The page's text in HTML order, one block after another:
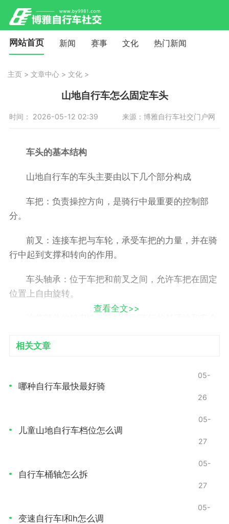
网站首页 新闻 赛事 文化 热门新闻
主页 > 文章中心 > 文化 >
山地自行车怎么固定车头
时间： 2026-05-12 02:39 来源：博雅自行车社交门户网
车头的基本结构
山地自行车的车头主要由以下几个部分构成
车把：负责操控方向，是骑行中最重要的控制部
分。
前叉：连接车把与车轮，承受车把的力量，并在骑
行中起到支撑和转向的作用。
车头轴承：位于车把和前叉之间，允许车把在固定
位置上自由旋转。
提高稳定性：固定车头可以减少骑行过程中车把的
保障安全：车头的稳定性直接影响到骑行者的反应
能力，尤其是在下坡和转弯时，固定车头能减少失控的
增加舒适性：固定车头后，骑行者的手腕和肩部所
常见的固定车头的方法
查看全文>>
相关文章
哪种自行车最快最好骑
05-
26
儿童山地自行车档位怎么调
05-
27
自行车桶轴怎么拆
05-
27
变速自行车l和h怎么调
05-